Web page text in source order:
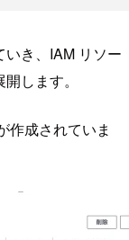
き、IAM リソー
します。
作成されていま